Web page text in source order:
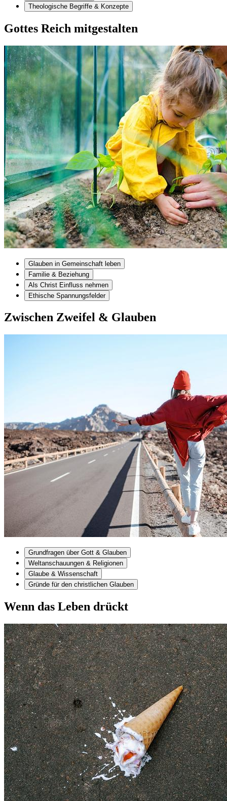
Theologische Begriffe & Konzepte
Gottes Reich mitgestalten
Glauben in Gemeinschaft leben
Familie & Beziehung
Als Christ Einfluss nehmen
Ethische Spannungsfelder
Zwischen Zweifel & Glauben
Grundfragen über Gott & Glauben
Weltanschauungen & Religionen
Glaube & Wissenschaft
Gründe für den christlichen Glauben
Wenn das Leben drückt